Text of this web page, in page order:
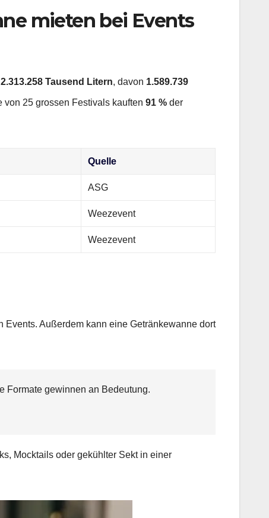
mieten bei Events
2.313.258 Tausend Litern, davon 1.589.739
25 grossen Festivals kauften 91 % der
Quelle
ASG
Weezevent
Weezevent
Events. Außerdem kann eine Getränkewanne dort
Formate gewinnen an Bedeutung.
Mocktails oder gekühlter Sekt in einer